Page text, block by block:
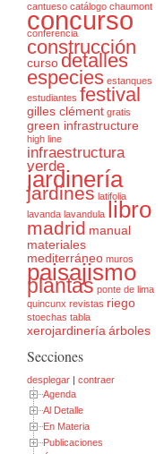
cantueso catálogo chaumont
concurso
conferencia
construcción
cursodetalles
especies estanques
estudiantes festival
gilles clément gratis
green infrastructure
high line
infraestructura
verde
jardinería
jardines latifolia
lavanda lavandula libro
madrid manual
materiales
mediterráneo muros
paisajismo
plantas ponte de lima
quincunx revistas riego
stoechas tabla
xerojardinería árboles
Secciones
desplegar | contraer
Agenda
Al Detalle
En Materia
Publicaciones